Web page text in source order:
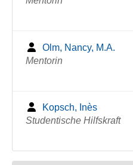
Olm, Nancy, M.A.
Mentorin
Kopsch, Inès
Studentische Hilfskraft